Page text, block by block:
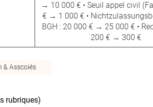
→ 10 000 € • Seuil appel civil
€ → 1 000 € •
BGH : 20 000 € → 25 000 € •
200 € → 300 €
& Asscoiés
rubriques)